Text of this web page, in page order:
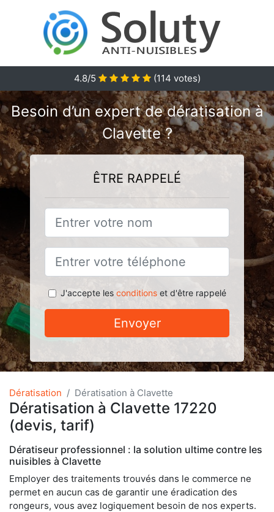
4.8/5 (114 votes)
Besoin d’un expert de dératisation à
Clavette ?
ÊTRE RAPPELÉ
J'accepte les conditionset d'être rappelé
Envoyer
Dératisation Dératisation à Clavette
Dératisation à Clavette 17220
(devis, tarif)
Dératiseur professionnel : la solution ultime contre les
nuisibles à Clavette
Employer des traitements trouvés dans le commerce ne
permet en aucun cas de garantir une éradication des
rongeurs, vous avez logiquement besoin de nos experts.